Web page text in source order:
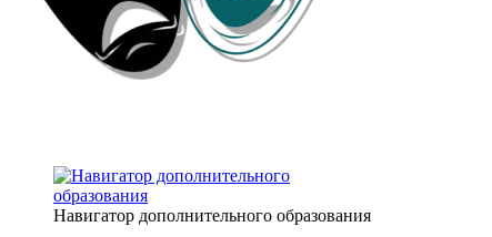
Навигатор дополнительного образования